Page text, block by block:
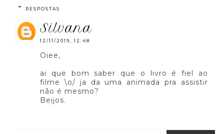
RESPOSTAS
silvana
12/11/2019, 12:48
Oiee,
ai que bom saber que o livro é fiel ao
filme \o/ ja da uma animada pra assistir
não é mesmo?
Beijos.